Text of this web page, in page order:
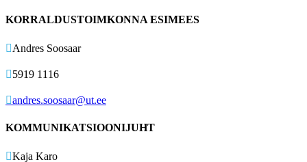
KORRALDUSTOIMKONNA ESIMEES
Andres Soosaar
5919 1116
andres.soosaar@ut.ee
KOMMUNIKATSIOONIJUHT
Kaja Karo